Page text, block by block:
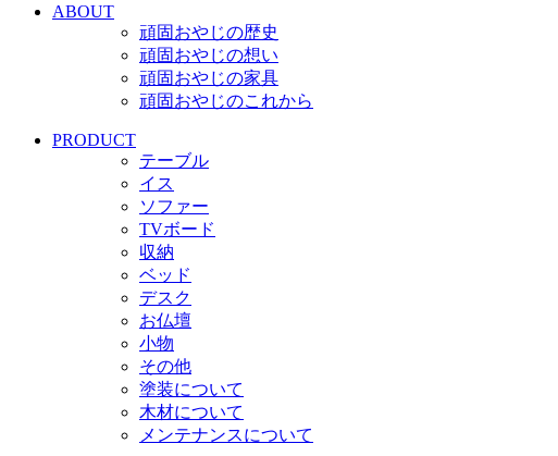
ABOUT
頑固おやじの歴史
頑固おやじの想い
頑固おやじの家具
頑固おやじのこれから
PRODUCT
テーブル
イス
ソファー
TVボード
収納
ベッド
デスク
お仏壇
小物
その他
塗装について
木材について
メンテナンスについて